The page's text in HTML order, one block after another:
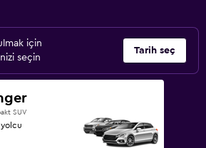
için
seçin
Tarih seç
SUV
yolcu